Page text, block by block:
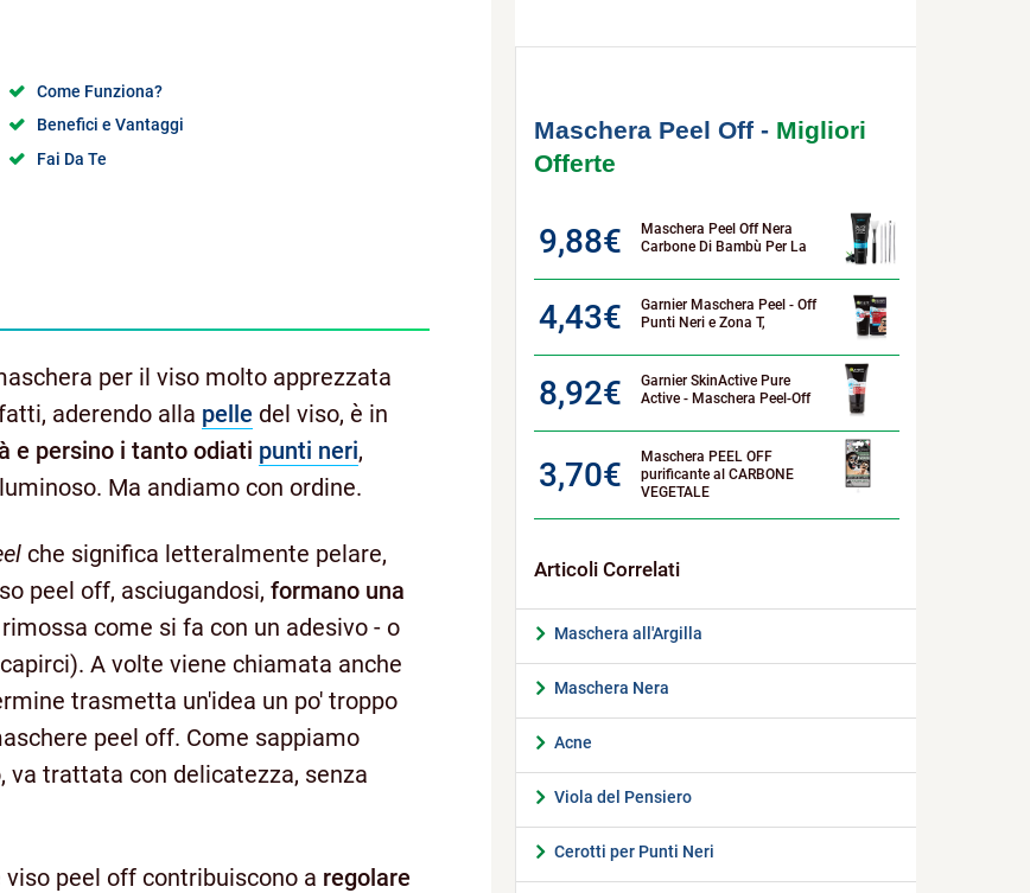
Come Funziona?
Benefici e Vantaggi
Fai Da Te
per il viso molto apprezzata
aderendo alla pelle del viso, è in
e persino i tanto odiati punti neri,
Ma andiamo con ordine.
che significa letteralmente pelare,
peel off, asciugandosi, formano una
come si fa con un adesivo - o
A volte viene chiamata anche
trasmetta un'idea un po' troppo
peel off. Come sappiamo
trattata con delicatezza, senza
peel off contribuiscono a regolare
Maschera Peel Off - Migliori
Offerte
9,88€
Maschera Peel Off Nera
Carbone Di Bambù Per La
4,43€
Garnier Maschera Peel - Off
Punti Neri e Zona T,
8,92€
Garnier SkinActive Pure
Active - Maschera Peel-Off
3,70€
Maschera PEEL OFF
purificante al CARBONE
VEGETALE
Maschera all'Argilla
Maschera Nera
Acne
Viola del Pensiero
Cerotti per Punti Neri